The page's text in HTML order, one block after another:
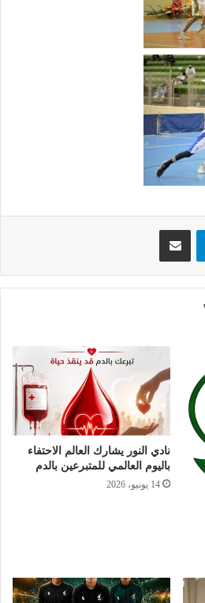
تيلقرام
نادي النور يشارك العالم الاحتفاء
باليوم العالمي للمتبرعين بالدم
14 يونيو، 2026